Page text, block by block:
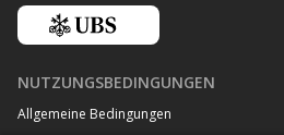
NUTZUNGSBEDINGUNGEN
Allgemeine Bedingungen